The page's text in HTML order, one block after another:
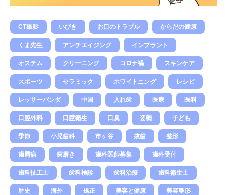
CT撮影 いびき お口のトラブル からだの健康
くま先生 アンチエイジング インプラント
オステム クリーニング コロナ禍 スキンケア
スポーツ セラミック ホワイトニング レシピ
レッサーパンダ 中国 入れ歯 医療 医科
口腔外科 口腔衛生 口臭 姿勢 子ども
季節 小児歯科 市ヶ谷 抜歯 整形
歯周病 歯磨き 歯科医師募集 歯科受付
歯科技工士 歯科検診 歯科治療 歯科衛生士
歴史 海外 矯正 美容と健康 美容整形